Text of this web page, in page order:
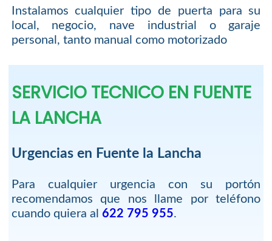
Instalamos cualquier tipo de puerta para su
local, negocio, nave industrial o garaje
personal, tanto manual como motorizado
SERVICIO TECNICO EN FUENTE
LA LANCHA
Urgencias en Fuente la Lancha
Para cualquier urgencia con su portón
recomendamos que nos llame por teléfono
cuando quiera al 622 795 955.